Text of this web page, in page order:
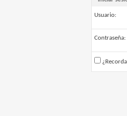
Usuario:
Contraseña: